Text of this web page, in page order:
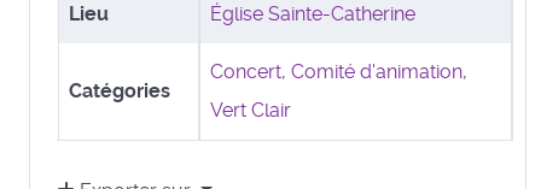
Lieu Église Sainte-Catherine
Catégories
Concert, Comité d'animation,
Vert Clair